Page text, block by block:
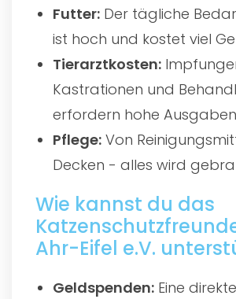
Futter: Der tägliche
ist hoch und kostet viel
Tierarztkosten:
Kastrationen und
erfordern hohe
Pflege: Von
Decken - alles wird
Wie kannst du das
Ahr-Eifel e.V.
Geldspenden: Eine